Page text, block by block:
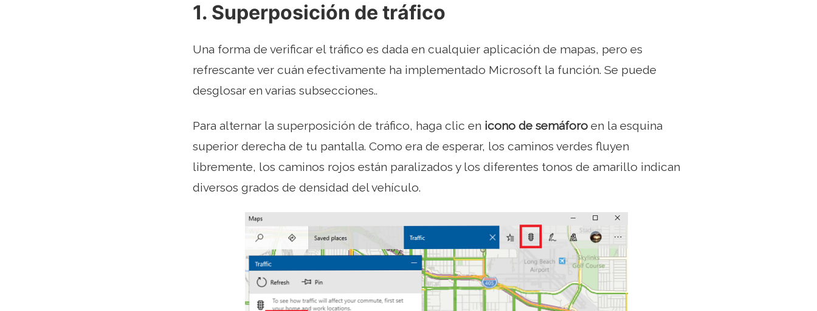
1. Superposición de tráfico
Una forma de verificar el tráfico es dada en cualquier aplicación de mapas, pero es
refrescante ver cuán efectivamente ha implementado Microsoft la función. Se puede
desglosar en varias subsecciones..
Para alternar la superposición de tráfico, haga clic en icono de semáforo en la esquina
superior derecha de tu pantalla. Como era de esperar, los caminos verdes fluyen
libremente, los caminos rojos están paralizados y los diferentes tonos de amarillo indican
diversos grados de densidad del vehículo.